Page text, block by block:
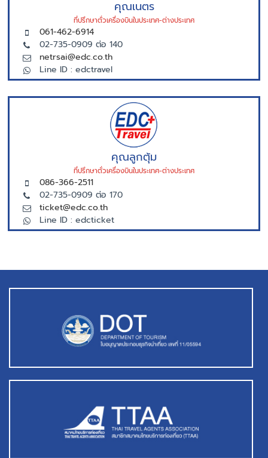
คุณเนตร
ที่ปรึกษาตั่วเครื่องบินในประเทศ-ต่างประเทศ
061-462-6914
02-735-0909 ต่อ 140
netrsai@edc.co.th
Line ID : edctravel
คุณลูกตุ้ม
ที่ปรึกษาตั่วเครื่องบินในประเทศ-ต่างประเทศ
086-366-2511
02-735-0909 ต่อ 170
ticket@edc.co.th
Line ID : edcticket